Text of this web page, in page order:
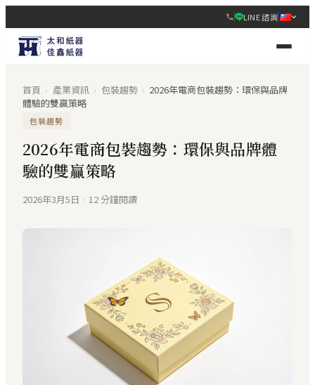
LINE 諮詢
首頁 › 產業資訊 › 包裝趨勢 › 2026年電商包裝趨勢：環保與品牌
體驗的雙贏策略
包裝趨勢
2026年電商包裝趨勢：環保與品牌體
驗的雙贏策略
2026年3月5日 · 12 分鐘閱讀